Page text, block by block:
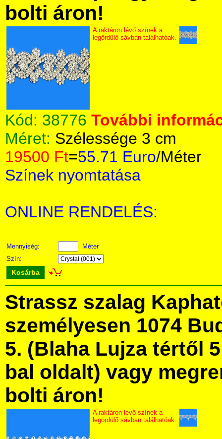
bolti áron!
A raktáron lévő színek a
legördülő sávban találhatóak.
Kód: 38776 További
Méret: Szélessége 3 cm
19500 Ft=55.71 Euro/Méter
Színek nyomtatása
ONLINE RENDELÉS:
Mennyiség:
Méter
Szín:
Kosárba
Strassz szalag
személyesen 1074
5. (Blaha Lujza tértől
bal oldalt) vagy
bolti áron!
A raktáron lévő színek a
legördülő sávban találhatóak.